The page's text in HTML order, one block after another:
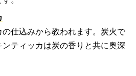
仕込みから教われます。炭火で
ティッカは炭の香りと共に奥深